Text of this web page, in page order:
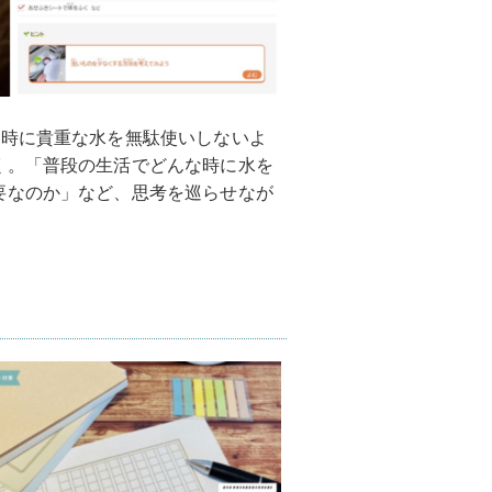
に貴重な水を無駄使いしないよ
「普段の生活でどんな時に水を
のか」など、思考を巡らせなが